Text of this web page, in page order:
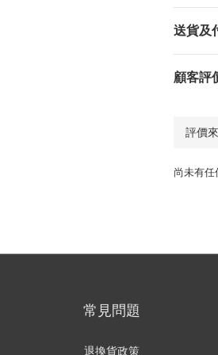
送貨及
顧客評
尚未有任
常見問題
退換貨政策